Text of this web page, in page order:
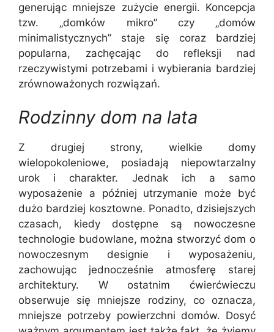
generując mniejsze zużycie energii. Koncepcja
tzw. „domków mikro” czy „domów
minimalistycznych” staje się coraz bardziej
popularna, zachęcając do refleksji nad
rzeczywistymi potrzebami i wybierania bardziej
zrównoważonych rozwiązań.
Rodzinny dom na lata
Z drugiej strony, wielkie domy
wielopokoleniowe, posiadają niepowtarzalny
urok i charakter. Jednak ich a samo
wyposażenie a później utrzymanie może być
dużo bardziej kosztowne. Ponadto, dzisiejszych
czasach, kiedy dostępne są nowoczesne
technologie budowlane, można stworzyć dom o
nowoczesnym designie i wyposażeniu,
zachowując jednocześnie atmosferę starej
architektury. W ostatnim ćwierćwieczu
obserwuje się mniejsze rodziny, co oznacza,
mniejsze potrzeby powierzchni domów. Dosyć